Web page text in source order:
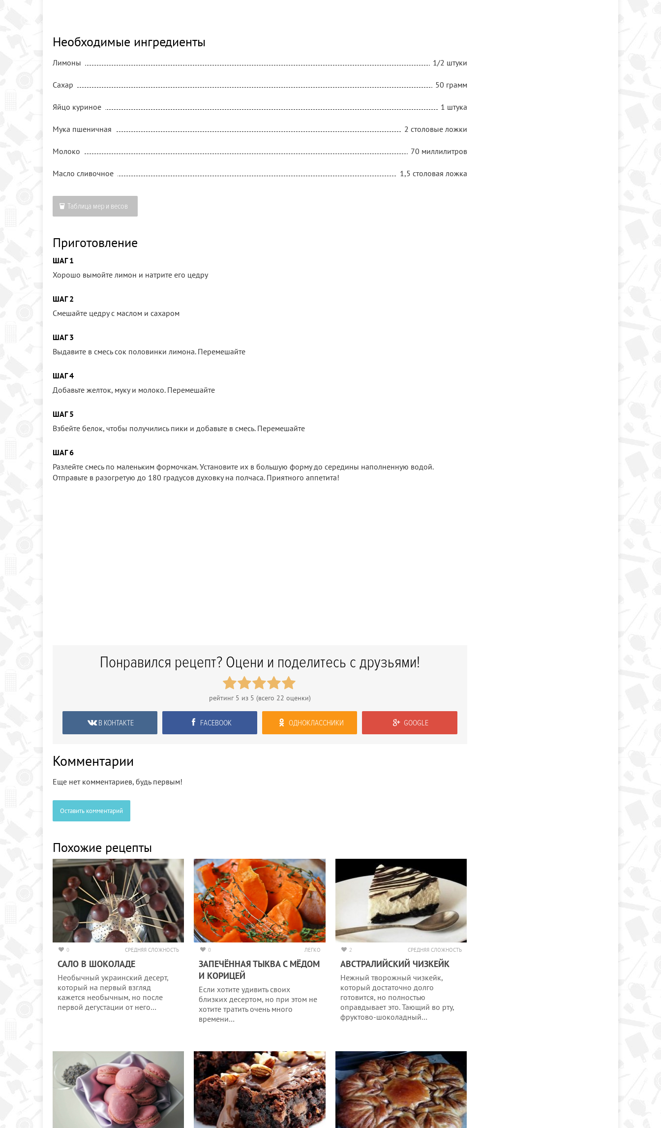
Необходимые ингредиенты
Лимоны 1/2 штуки
Сахар 50 грамм
Яйцо куриное 1 штука
Мука пшеничная 2 столовые ложки
Молоко 70 миллилитров
Масло сливочное 1,5 столовая ложка
Таблица мер и весов
Приготовление
ШАГ 1
Хорошо вымойте лимон и натрите его цедру
ШАГ 2
Смешайте цедру с маслом и сахаром
ШАГ 3
Выдавите в смесь сок половинки лимона. Перемешайте
ШАГ 4
Добавьте желток, муку и молоко. Перемешайте
ШАГ 5
Взбейте белок, чтобы получились пики и добавьте в смесь. Перемешайте
ШАГ 6
Разлейте смесь по маленьким формочкам. Установите их в большую форму до середины наполненную водой.
Отправьте в разогретую до 180 градусов духовку на полчаса. Приятного аппетита!
Понравился рецепт? Оцени и поделитесь с друзьями!
рейтинг 5 из 5 (всего 22 оценки)
В КОНТАКТЕ FACEBOOK ОДНОКЛАССНИКИ GOOGLE
Комментарии
Еще нет комментариев, будь первым!
Оставить комментарий
Похожие рецепты
0 СРЕДНЯЯ СЛОЖНОСТЬ
САЛО В ШОКОЛАДЕ
Необычный украинский десерт,
который на первый взгляд
кажется необычным, но после
первой дегустации от него…
0 ЛЕГКО
ЗАПЕЧЁННАЯ ТЫКВА С МЁДОМ
И КОРИЦЕЙ
Если хотите удивить своих
близких десертом, но при этом не
хотите тратить очень много
времени…
2 СРЕДНЯЯ СЛОЖНОСТЬ
АВСТРАЛИЙСКИЙ ЧИЗКЕЙК
Нежный творожный чизкейк,
который достаточно долго
готовится, но полностью
оправдывает это. Тающий во рту,
фруктово-шоколадный…